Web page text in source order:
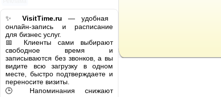
✨ VisitTime.ru — удобная
онлайн-запись и расписание
для бизнес услуг.
📅 Клиенты сами выбирают
свободное время и
записываются без звонков, а вы
видите всю загрузку в одном
месте, быстро подтверждаете и
переносите визиты.
🕒 Напоминания снижают